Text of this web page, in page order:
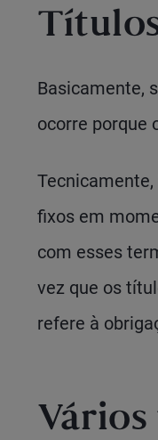
Basicamente,
ocorre porque
fixos em
com esses
vez que os
refere à